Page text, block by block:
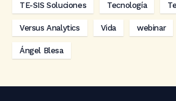
TE-SIS Soluciones Tecnología
Versus Analytics Vida webinar
Ángel Blesa